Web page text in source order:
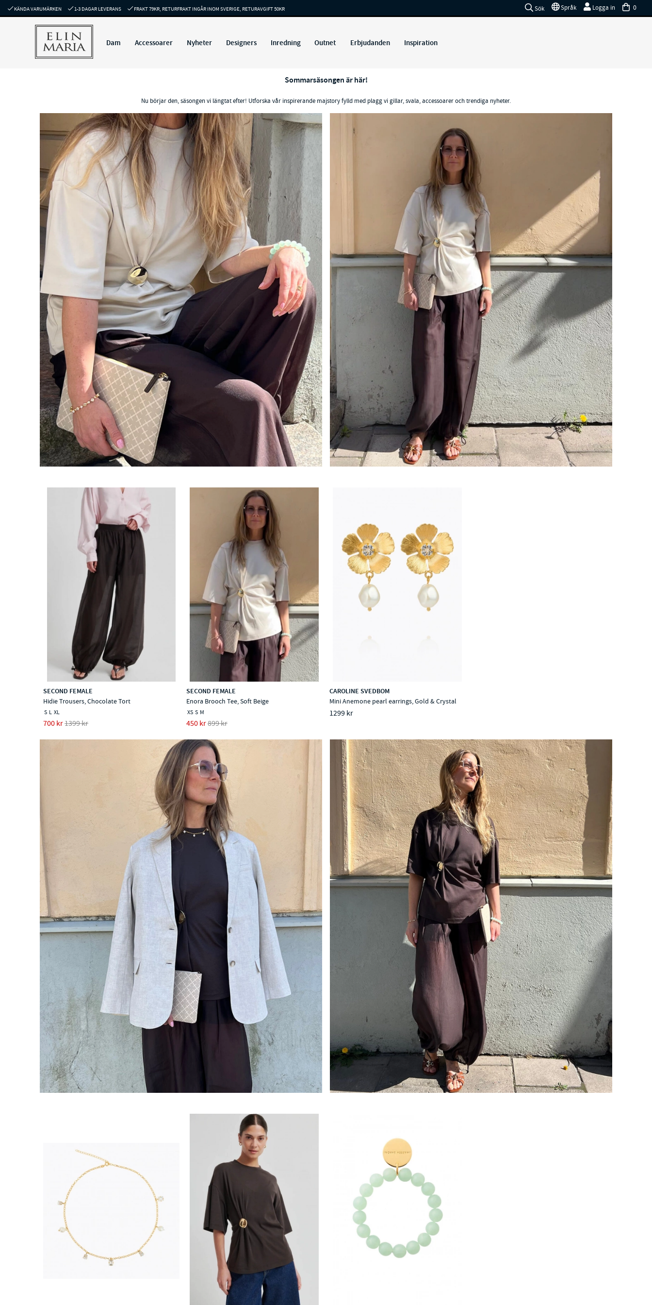
KÄNDA VARUMÄRKEN 1-3 DAGAR LEVERANS FRAKT 79KR, RETURFRAKT INGÅR INOM SVERIGE, RETURAVGIFT 50KR 0
Logga in
Språk
Sök
Dam Accessoarer Nyheter Designers Inredning Outnet Erbjudanden Inspiration
Sommarsäsongen är här!
Nu börjar den, säsongen vi längtat efter! Utforska vår inspirerande majstory fylld med plagg vi gillar, svala, accessoarer och trendiga nyheter.
SECOND FEMALE
Hidie Trousers, Chocolate Tort
S L XL
700 kr1399 kr
SECOND FEMALE
Enora Brooch Tee, Soft Beige
XS S M
450 kr899 kr
CAROLINE SVEDBOM
Mini Anemone pearl earrings, Gold & Crystal
1299 kr